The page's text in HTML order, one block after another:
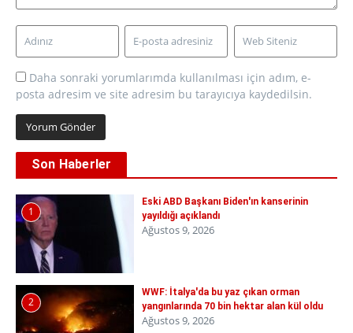
Daha sonraki yorumlarımda kullanılması için adım, e-
posta adresim ve site adresim bu tarayıcıya kaydedilsin.
Son Haberler
1
Eski ABD Başkanı Biden'ın kanserinin
yayıldığı açıklandı
Ağustos 9, 2026
2
WWF: İtalya'da bu yaz çıkan orman
yangınlarında 70 bin hektar alan kül oldu
Ağustos 9, 2026